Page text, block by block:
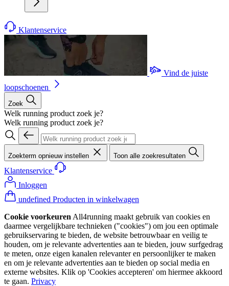
Klantenservice
Vind de juiste
loopschoenen
Zoek
Welk running product zoek je?
Welk running product zoek je?
Zoekterm opnieuw instellen Toon alle zoekresultaten
Klantenservice
Inloggen
undefined Producten in winkelwagen
Cookie voorkeuren All4running maakt gebruik van cookies en
daarmee vergelijkbare technieken ("cookies") om jou een optimale
gebruikservaring te bieden, de website betrouwbaar en veilig te
houden, om je relevante advertenties aan te bieden, jouw surfgedrag
te meten, onze eigen kanalen relevanter en persoonlijker te maken
en om je relevante advertenties aan te bieden op social media en
externe websites. Klik op 'Cookies accepteren' om hiermee akkoord
te gaan. Privacy